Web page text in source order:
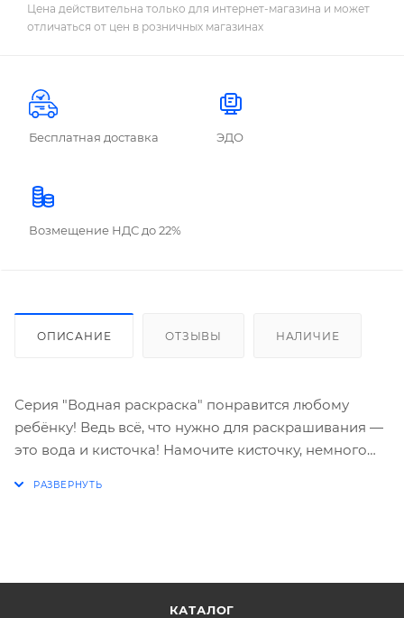
Цена действительна только для интернет-магазина и может
отличаться от цен в розничных магазинах
Бесплатная доставка ЭДО
Возмещение НДС до 22%
ОПИСАНИЕ ОТЗЫВЫ НАЛИЧИЕ
Серия "Водная раскраска" понравится любому
ребёнку! Ведь всё, что нужно для раскрашивания —
это вода и кисточка! Намочите кисточку, немного
КАТАЛОГ